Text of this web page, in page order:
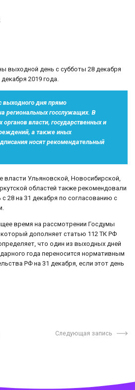
выходной день с субботы 28 декабря
2019 года.
выходного дня прямо
региональных госслужащих. В
власти, государственных и
а также иных
носят рекомендательный
власти Ульяновской, Новосибирской,
областей также рекомендовали
28 на 31 декабря по согласованию с
время на рассмотрении Госдумы
дополняет статью 112 ТК РФ
что один из выходных дней
года переносится нормативным
РФ на 31 декабря, если этот день
Следующая запись